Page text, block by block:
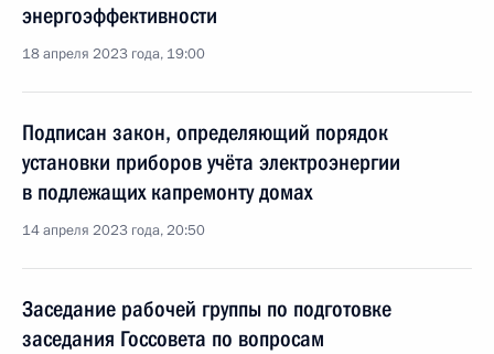
энергоэффективности
18 апреля 2023 года, 19:00
Подписан закон, определяющий порядок
установки приборов учёта электроэнергии
в подлежащих капремонту домах
14 апреля 2023 года, 20:50
Заседание рабочей группы по подготовке
заседания Госсовета по вопросам